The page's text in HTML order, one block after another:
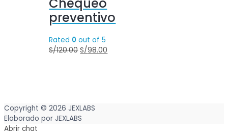
Chequeo
preventivo
Rated 0 out of 5
S/120.00 S/98.00
Copyright © 2026 JEXLABS
Elaborado por JEXLABS
Abrir chat